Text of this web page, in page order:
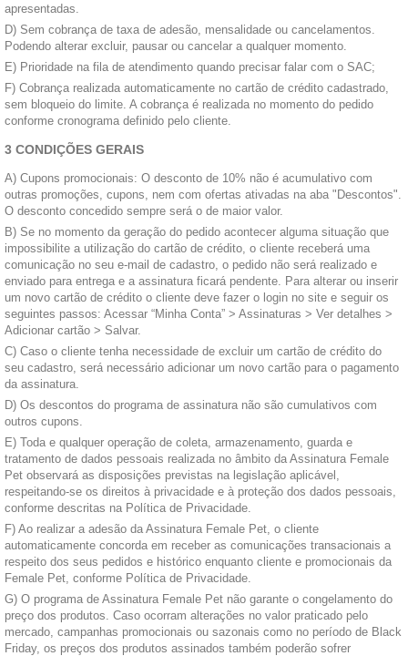
apresentadas.
D) Sem cobrança de taxa de adesão, mensalidade ou cancelamentos.
Podendo alterar excluir, pausar ou cancelar a qualquer momento.
E) Prioridade na fila de atendimento quando precisar falar com o SAC;
F) Cobrança realizada automaticamente no cartão de crédito cadastrado,
sem bloqueio do limite. A cobrança é realizada no momento do pedido
conforme cronograma definido pelo cliente.
3 CONDIÇÕES GERAIS
A) Cupons promocionais: O desconto de 10% não é acumulativo com
outras promoções, cupons, nem com ofertas ativadas na aba "Descontos".
O desconto concedido sempre será o de maior valor.
B) Se no momento da geração do pedido acontecer alguma situação que
impossibilite a utilização do cartão de crédito, o cliente receberá uma
comunicação no seu e-mail de cadastro, o pedido não será realizado e
enviado para entrega e a assinatura ficará pendente. Para alterar ou inserir
um novo cartão de crédito o cliente deve fazer o login no site e seguir os
seguintes passos: Acessar “Minha Conta” > Assinaturas > Ver detalhes >
Adicionar cartão > Salvar.
C) Caso o cliente tenha necessidade de excluir um cartão de crédito do
seu cadastro, será necessário adicionar um novo cartão para o pagamento
da assinatura.
D) Os descontos do programa de assinatura não são cumulativos com
outros cupons.
E) Toda e qualquer operação de coleta, armazenamento, guarda e
tratamento de dados pessoais realizada no âmbito da Assinatura Female
Pet observará as disposições previstas na legislação aplicável,
respeitando-se os direitos à privacidade e à proteção dos dados pessoais,
conforme descritas na Política de Privacidade.
F) Ao realizar a adesão da Assinatura Female Pet, o cliente
automaticamente concorda em receber as comunicações transacionais a
respeito dos seus pedidos e histórico enquanto cliente e promocionais da
Female Pet, conforme Política de Privacidade.
G) O programa de Assinatura Female Pet não garante o congelamento do
preço dos produtos. Caso ocorram alterações no valor praticado pelo
mercado, campanhas promocionais ou sazonais como no período de Black
Friday, os preços dos produtos assinados também poderão sofrer